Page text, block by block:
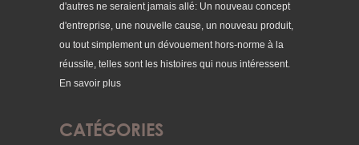
d'autres ne seraient jamais allé: Un nouveau concept
d'entreprise, une nouvelle cause, un nouveau produit,
ou tout simplement un dévouement hors-norme à la
réussite, telles sont les histoires qui nous intéressent.
En savoir plus
CATÉGORIES